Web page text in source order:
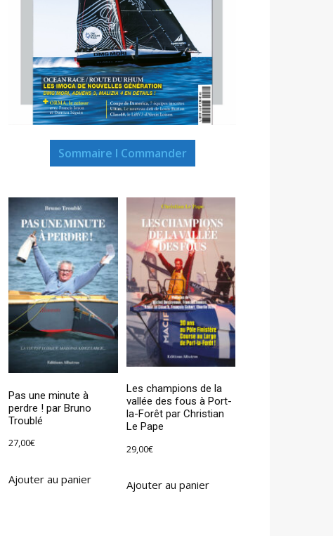
Sommaire I Commander
Pas une minute à
perdre ! par Bruno
Troublé
27,00€
Ajouter au panier
Les champions de la
vallée des fous à Port-
la-Forêt par Christian
Le Pape
29,00€
Ajouter au panier